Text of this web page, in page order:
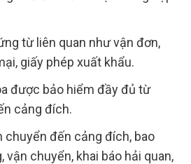
từ liên quan như vận đơn,
giấy phép xuất khẩu.
được bảo hiểm đầy đủ từ
cảng đích.
chuyển đến cảng đích, bao
vận chuyển, khai báo hải quan,